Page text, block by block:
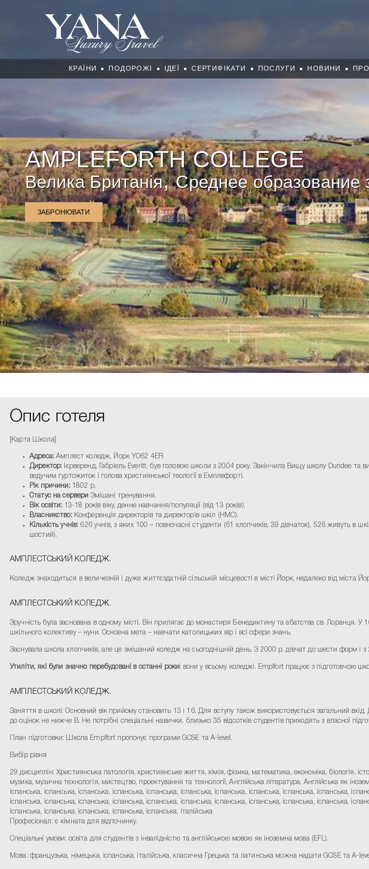
КРАЇНИ ПОДОРОЖІ ІДЕЇ СЕРТИФІКАТИ ПОСЛУГИ НОВИНИ
AMPLEFORTH COLLEGE
Велика Британія,Среднее образование
ЗАБРОНЮВАТИ
Опис готеля
[Карта Школа]
Адреса:Амплест коледж, Йорк YO62 4ER
Директор: Ієрверенд, Габріель Everitt, був головою школи з 2004 року. Закінчила Вищу школу Dundee та
ведучим гуртожиток і голова християнської теології в Емплефорті.
Рік причини:1802 р.
Статус на сервери Змішані тренування.
Вік освіти: 13-18 років віку, денне навчання/популяції (від 13 років).
Власникство:Конференція директорів та директорів шкіл (HMC).
Кількість учнів: 626 учнів, з яких 100 – повночасні студенти (61 хлопчиків, 39 дівчаток), 526 живуть в
шостий).
АМПЛЕСТСЬКИЙ КОЛЕДЖ.
Коледж знаходиться в величезній і дуже життєздатній сільській місцевості в місті Йорк, недалеко від міста
АМПЛЕСТСЬКИЙ КОЛЕДЖ.
Зручність була заснована в одному місті. Він прилягає до монастиря Бенедиктину та абатства св. Лоранця.
шкільного колективу – нуни. Основна мета – навчати католицьких вір і всі сфери знань.
Заснувала школа хлопчиків, але це змішаний коледж на сьогоднішній день. З 2000 р. дівчат до шести форм і з
Утиліти, які були значно перебудовані в останні рокиі вони у всьому коледжі. Emplfort працює з підготовчою
АМПЛЕСТСЬКИЙ КОЛЕДЖ.
Заняття в школі: Основний вік прийому становить 13 і 16. Для вступу також використовується загальний
до оцінок не нижче B. Не потрібні спеціальні навички. близько 35 відсотків студентів приходять з власної
План підготовки: Школа Emplfort пропонує програми GCSE та A-level.
Вибір рівня
29 дисциплін: Християнська патологія, християнське життя, хімія, фізика, математика, економіка, біологія,
музика, музична технологія, мистецтво, проектування та технології, Англійська література, Англійська як
іспанська, іспанська, іспанська, іспанська, іспанська, іспанська, іспанська, іспанська, іспанська, іспанська,
іспанська, іспанська, іспанська, іспанська, іспанська, іспанська, іспанська, іспанська, іспанська, іспанська,
іспанська, іспанська, іспанська, іспанська, іспанська, італійська
Професіонал: є кімната для відпочинку.
Спеціальні умови: освіта для студентів з інвалідністю та англійською мовою як іноземна мова (EFL).
Мова: французька, німецька, іспанська, італійська, класична Грецька та латинська можна надати GCSE та A-